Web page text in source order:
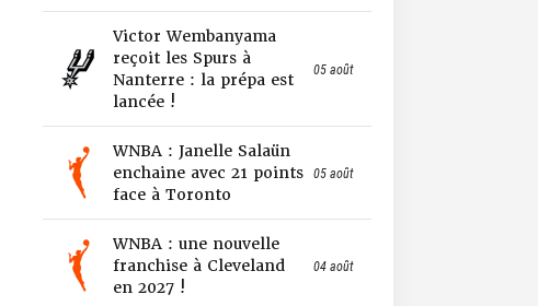
Victor Wembanyama
reçoit les Spurs à
Nanterre : la prépa est
lancée !
05 août
WNBA : Janelle Salaün
enchaine avec 21 points
face à Toronto
05 août
WNBA : une nouvelle
franchise à Cleveland
en 2027 !
04 août